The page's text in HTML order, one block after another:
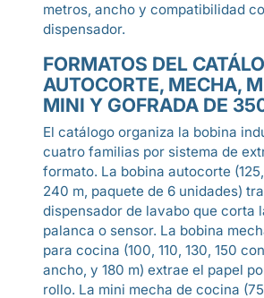
metros, ancho y compatibilidad
dispensador.
FORMATOS DEL
AUTOCORTE, MECHA,
MINI Y GOFRADA DE
El catálogo organiza la bobina
cuatro familias por sistema de
formato. La bobina autocorte
240 m, paquete de 6 unidades)
dispensador de lavabo que corta
palanca o sensor. La bobina
para cocina (100, 110, 130, 150
ancho, y 180 m) extrae el papel
rollo. La mini mecha de cocina